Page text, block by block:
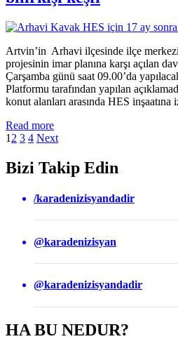
Artvin’in Arhavi ilçesinde ilçe
projesinin imar planına karşı açılan
Çarşamba günü saat 09.00’da
Platformu tarafından yapılan
konut alanları arasında HES
Read more
1 2 3 4 Next
Bizi Takip Edin
/karadenizisyandadir
@karadenizisyan
@karadenizisyandadir
HA BU NEDUR?